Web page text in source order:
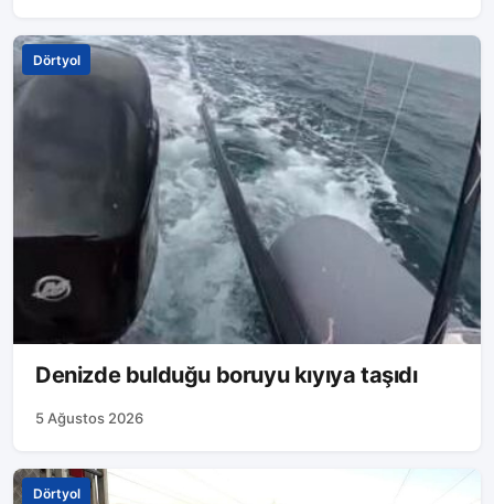
Dörtyol
Denizde bulduğu boruyu kıyıya taşıdı
5 Ağustos 2026
Dörtyol